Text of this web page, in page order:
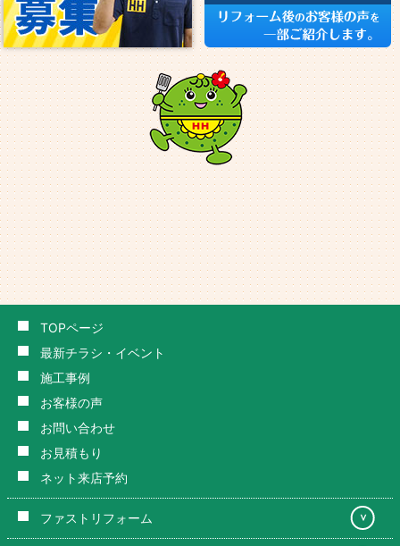
TOPページ
最新チラシ・イベント
施工事例
お客様の声
お問い合わせ
お見積もり
ネット来店予約
ファストリフォーム ＞